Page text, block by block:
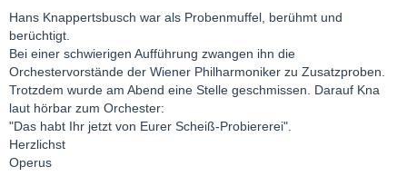
Hans Knappertsbusch war als Probenmuffel, berühmt und
berüchtigt.
Bei einer schwierigen Aufführung zwangen ihn die
Orchestervorstände der Wiener Philharmoniker zu Zusatzproben.
Trotzdem wurde am Abend eine Stelle geschmissen. Darauf Kna
laut hörbar zum Orchester:
"Das habt Ihr jetzt von Eurer Scheiß-Probiererei".
Herzlichst
Operus